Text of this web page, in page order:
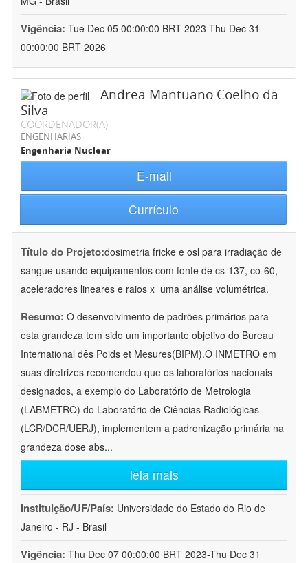
Vigência: Tue Dec 05 00:00:00 BRT 2023-Thu Dec 31
00:00:00 BRT 2026
Andrea Mantuano Coelho da
Silva
COORDENADOR(A)
ENGENHARIAS
Engenharia Nuclear
E-mail
Currículo
Título do Projeto:dosimetria fricke e osl para irradiação de
sangue usando equipamentos com fonte de cs-137, co-60,
aceleradores lineares e raios x  uma análise volumétrica.
Resumo: O desenvolvimento de padrões primários para
esta grandeza tem sido um importante objetivo do Bureau
International dês Poids et Mesures(BIPM).O INMETRO em
suas diretrizes recomendou que os laboratórios nacionais
designados, a exemplo do Laboratório de Metrologia
(LABMETRO) do Laboratório de Ciências Radiológicas
(LCR/DCR/UERJ), implementem a padronização primária na
grandeza dose abs...
leia mais
Instituição/UF/País: Universidade do Estado do Rio de
Janeiro - RJ - Brasil
Vigência: Thu Dec 07 00:00:00 BRT 2023-Thu Dec 31